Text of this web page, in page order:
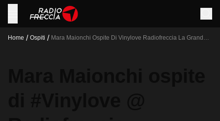
Home / Ospiti / Mara Maionchi Ospite Di Vinylove Radiofreccia La Grande